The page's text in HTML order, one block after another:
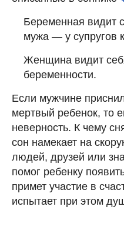
Беременная видит
мужа — у супругов
Женщина видит
беременности.
Если мужчине
мертвый ребенок, то
неверность. К чему
сон намекает на
людей, друзей или
помог ребенку
примет участие в
испытает при этом